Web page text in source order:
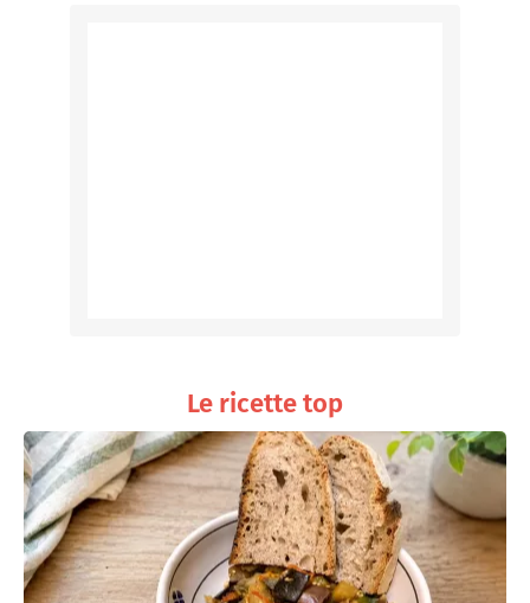
Le ricette top